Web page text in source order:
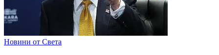
Новини от Света